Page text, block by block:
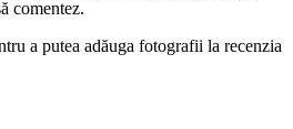
comentez.
a putea adăuga fotografii la recenzia